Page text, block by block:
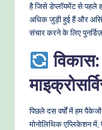
है जिसे डेप्लॉयमेंट से पहले
अधिक जुड़ी हुई हैं और
संचार करने के लिए
पिछले दस वर्षों में हम
मोनोलिथिक एप्लिकेशन